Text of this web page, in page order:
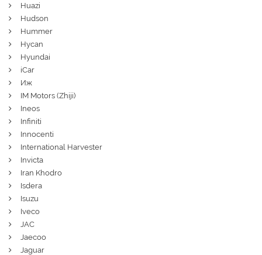
Huazi
Hudson
Hummer
Hycan
Hyundai
iCar
Иж
IM Motors (Zhiji)
Ineos
Infiniti
Innocenti
International Harvester
Invicta
Iran Khodro
Isdera
Isuzu
Iveco
JAC
Jaecoo
Jaguar